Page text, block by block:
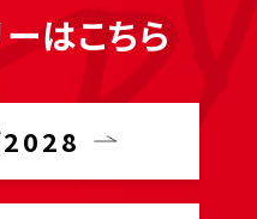
はこちら
2028